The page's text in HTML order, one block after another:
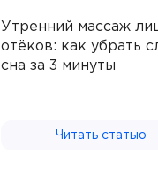
Утренний массаж
отёков: как убрать
сна за 3 минуты
Читать статью